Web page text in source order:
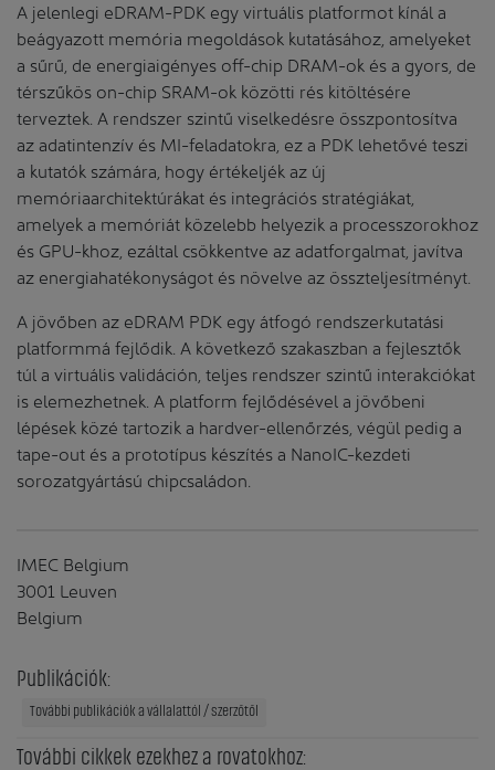
A jelenlegi eDRAM-PDK egy virtuális platformot kínál a
beágyazott memória megoldások kutatásához, amelyeket
a sűrű, de energiaigényes off-chip DRAM-ok és a gyors, de
térszűkös on-chip SRAM-ok közötti rés kitöltésére
terveztek. A rendszer szintű viselkedésre összpontosítva
az adatintenzív és MI-feladatokra, ez a PDK lehetővé teszi
a kutatók számára, hogy értékeljék az új
memóriaarchitektúrákat és integrációs stratégiákat,
amelyek a memóriát közelebb helyezik a processzorokhoz
és GPU-khoz, ezáltal csökkentve az adatforgalmat, javítva
az energiahatékonyságot és növelve az összteljesítményt.
A jövőben az eDRAM PDK egy átfogó rendszerkutatási
platformmá fejlődik. A következő szakaszban a fejlesztők
túl a virtuális validáción, teljes rendszer szintű interakciókat
is elemezhetnek. A platform fejlődésével a jövőbeni
lépések közé tartozik a hardver-ellenőrzés, végül pedig a
tape-out és a prototípus készítés a NanoIC-kezdeti
sorozatgyártású chipcsaládon.
IMEC Belgium
3001 Leuven
Belgium
Publikációk:
További publikációk a vállalattól / szerzőtől
További cikkek ezekhez a rovatokhoz: